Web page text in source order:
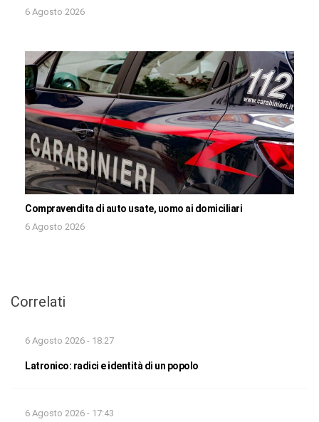
6 Agosto 2026
Compravendita di auto usate, uomo ai domiciliari
6 Agosto 2026
Correlati
6 Agosto 2026 - 18:27
Latronico: radici e identità di un popolo
6 Agosto 2026 - 17:43